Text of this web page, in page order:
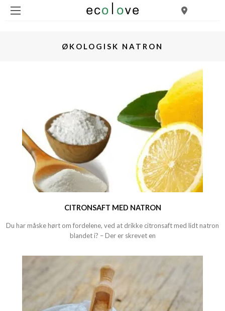
ØKOLOGISK NATRON
CITRONSAFT MED NATRON
Du har måske hørt om fordelene, ved at drikke citronsaft med lidt natron
blandet i? – Der er skrevet en